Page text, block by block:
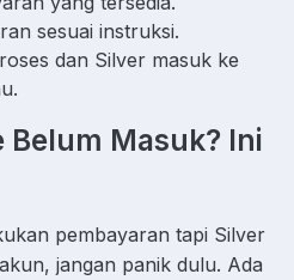
sesuai instruksi.
dan Silver masuk ke
Belum Masuk? Ini
pembayaran tapi Silver
jangan panik dulu. Ada